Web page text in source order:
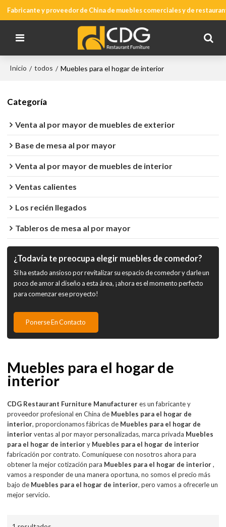
Fabricante y proveedor de China de muebles comerciales y de
Inicio / todos / Muebles para el hogar de interior
Categoría
Venta al por mayor de muebles de exterior
Base de mesa al por mayor
Venta al por mayor de muebles de interior
Ventas calientes
Los recién llegados
Tableros de mesa al por mayor
¿Todavía te preocupa elegir muebles de comedor?
Si ha estado ansioso por revitalizar su espacio de comedor y darle un
poco de amor al diseño a esta área, ¡ahora es el momento perfecto
para comenzar ese proyecto!
Ponerse En Contacto
Muebles para el hogar de
interior
CDG Restaurant Furniture Manufactureres un fabricante y
proveedor profesional en China de Muebles para el hogar de
interior, proporcionamos fábricas de Muebles para el hogar de
interiorventas al por mayor personalizadas, marca privada Muebles
para el hogar de interiory Muebles para el hogar de interior
fabricación por contrato. Comuníquese con nosotros ahora para
obtener la mejor cotización para Muebles para el hogar de interior,
vamos a responder de una manera oportuna, no somos el precio más
bajo de Muebles para el hogar de interior, pero vamos a ofrecerle un
mejor servicio.